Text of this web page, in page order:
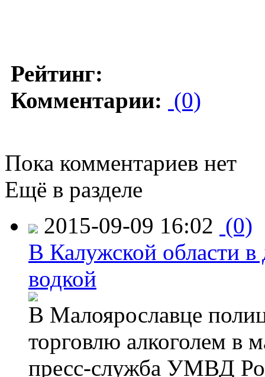
Рейтинг:
Комментарии: (0)
Пока комментариев нет
Ещё в разделе
2015-09-09 16:02 (0)
В Калужской области в
водкой
В Малоярославце
торговлю алкоголем в
пресс-служба УМВД